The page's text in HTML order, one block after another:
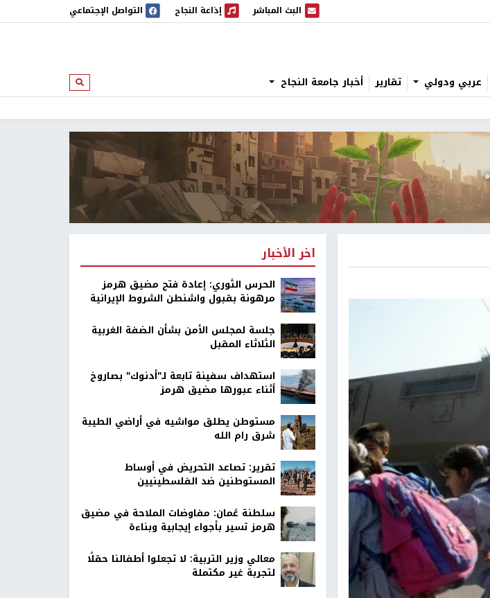
البث المباشر
البث المباشر إذاعة النجاح
إذاعة النجاح التواصل الإجتماعي
عربي ودولي تقارير أخبار جامعة النجاح ابحث
اخر الأخبار
الحرس الثوري: إعادة فتح مضيق هرمز
مرهونة بقبول واشنطن الشروط الإيرانية
جلسة لمجلس الأمن بشأن الضفة الغربية
الثلاثاء المقبل
استهداف سفينة تابعة لـ"أدنوك" بصاروخ
أثناء عبورها مضيق هرمز
مستوطن يطلق مواشيه في أراضي الطيبة
شرق رام الله
تقرير: تصاعد التحريض في أوساط
المستوطنين ضد الفلسطينيين
سلطنة عُمان: مفاوضات الملاحة في مضيق
هرمز تسير بأجواء إيجابية وبناءة
معالي وزير التربية: لا تجعلوا أطفالنا حقلًا
لتجربة غير مكتملة